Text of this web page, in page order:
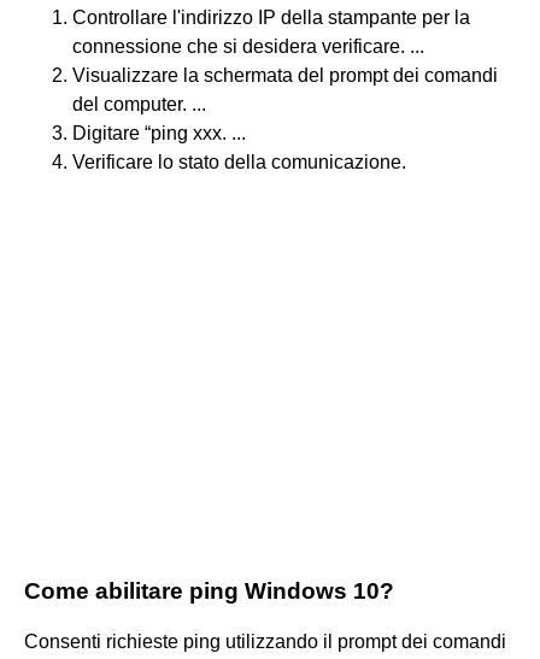
Controllare l'indirizzo IP della stampante per la
connessione che si desidera verificare. ...
Visualizzare la schermata del prompt dei comandi
del computer. ...
Digitare “ping xxx. ...
Verificare lo stato della comunicazione.
Come abilitare ping Windows 10?
Consenti richieste ping utilizzando il prompt dei comandi